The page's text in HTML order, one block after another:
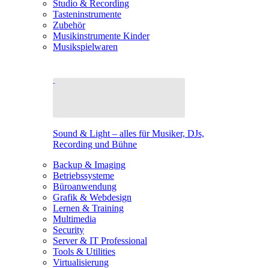
Studio & Recording
Tasteninstrumente
Zubehör
Musikinstrumente Kinder
Musikspielwaren
Sound & Light – alles für Musiker, DJs,
Recording und Bühne
Backup & Imaging
Betriebssysteme
Büroanwendung
Grafik & Webdesign
Lernen & Training
Multimedia
Security
Server & IT Professional
Tools & Utilities
Virtualisierung